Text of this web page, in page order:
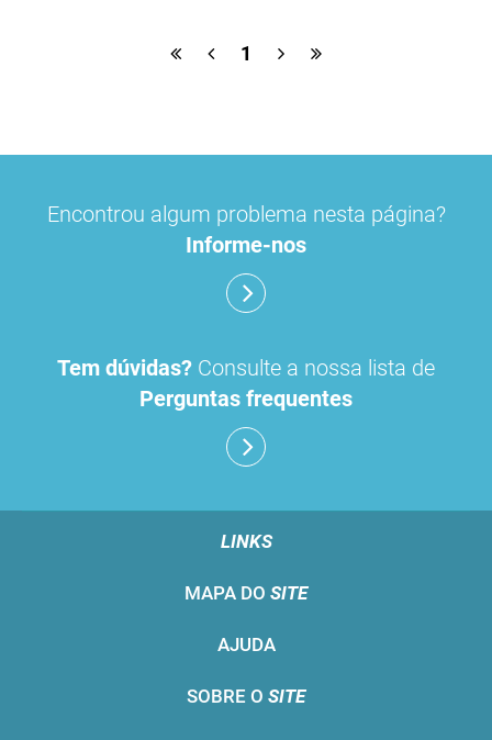
1
Encontrou algum problema nesta página?
Informe-nos
Tem dúvidas? Consulte a nossa lista de
Perguntas frequentes
LINKS
MAPA DO SITE
AJUDA
SOBRE O SITE